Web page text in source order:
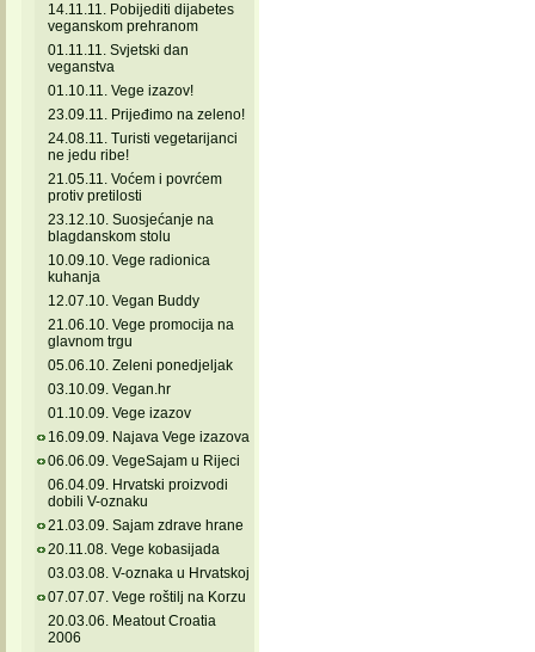
14.11.11. Pobijediti dijabetes
veganskom prehranom
01.11.11. Svjetski dan
veganstva
01.10.11. Vege izazov!
23.09.11. Prijeđimo na zeleno!
24.08.11. Turisti vegetarijanci
ne jedu ribe!
21.05.11. Voćem i povrćem
protiv pretilosti
23.12.10. Suosjećanje na
blagdanskom stolu
10.09.10. Vege radionica
kuhanja
12.07.10. Vegan Buddy
21.06.10. Vege promocija na
glavnom trgu
05.06.10. Zeleni ponedjeljak
03.10.09. Vegan.hr
01.10.09. Vege izazov
16.09.09. Najava Vege izazova
06.06.09. VegeSajam u Rijeci
06.04.09. Hrvatski proizvodi
dobili V-oznaku
21.03.09. Sajam zdrave hrane
20.11.08. Vege kobasijada
03.03.08. V-oznaka u Hrvatskoj
07.07.07. Vege roštilj na Korzu
20.03.06. Meatout Croatia
2006